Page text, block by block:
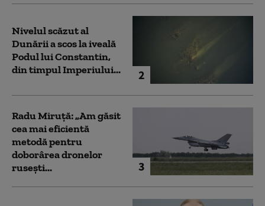
2
Nivelul scăzut al
Dunării a scos la iveală
Podul lui Constantin,
din timpul Imperiului...
3
Radu Miruță: „Am găsit
cea mai eficientă
metodă pentru
doborârea dronelor
rusești...